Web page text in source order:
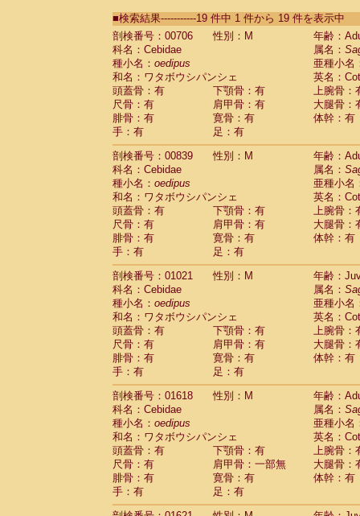
CebidaeSaguinus labiatus(0)
Cebidae Saguinus leucopus (4)
Cebidae
Cebidae
CebidaeSaguinus nigricollis (13)
Cebidae Saguinus oedipus
Cebidae Saguinus weddelli
Cebidae Saguinusspp.
Cebidae Aotus trivirgatus
Cebidae Cebus albifrons
Cebidae
Cebidae
CebidaeCebus nigrivittatus
Cebidae Cebusspp.(0)
Cebidae Saimiri boliviensis
Cebidae Saimiri sciureus
Atelidae Alouatta caraya
AtelidaeAlouatta fusca
AtelidaeAlouatta seniculus
Atelidae
Atelidae Ateles belzebuth
Atelidae Ateles geoffroyi
Atelidae Ateles paniscus
Atelidae Atelesspp.
Atelidae Lagothrix lagothricha
AtelidaeLagothrix lagothricha cana(0)
Pitheciidae
Cacajao calvus
Pitheciidae
Callicebus cupreus(0)
Pitheciidae Callicebus donacophilus(0)
PitheciidaeCallicebus moloch(0)
Pitheciidae Callicebus torquatus(0)
Pitheciidae Callicebusspp.
Pitheciidae Chiropotes satanas
Pitheciidae Pithecia monachus
■検索結果-----------19 件中 1 件から 19 件を表示中
剖検番号：00706
性別：M
年齢：
科名：Cebidae
属名：
種小名： oedipus
亜種小名
和名：ワタボウシパンシェ
英名：
頭蓋骨：有
下顎骨：有
上腕骨：
尺骨：有
肩甲骨：有
大腿骨：
腓骨：有
寛骨：有
体幹：有
手：有
足：有
剖検番号：00839
性別：M
年齢：
科名：Cebidae
属名：
種小名： oedipus
亜種小名
和名：ワタボウシパンシェ
英名：
頭蓋骨：有
下顎骨：有
上腕骨：
尺骨：有
肩甲骨：有
大腿骨：
腓骨：有
寛骨：有
体幹：有
手：有
足：有
剖検番号：01021
性別：M
年齢：
科名：Cebidae
属名：
種小名： oedipus
亜種小名
和名：ワタボウシパンシェ
英名：
頭蓋骨：有
下顎骨：有
上腕骨：
尺骨：有
肩甲骨：有
大腿骨：
腓骨：有
寛骨：有
体幹：有
手：有
足：有
剖検番号：01618
性別：M
年齢：
科名：Cebidae
属名：
種小名： oedipus
亜種小名
和名：ワタボウシパンシェ
英名：
頭蓋骨：有
下顎骨：有
上腕骨：
尺骨：有
肩甲骨：一部無
大腿骨：
腓骨：有
寛骨：有
体幹：有
手：有
足：有